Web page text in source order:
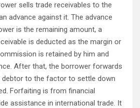
sells trade receivables to the
advance against it. The advance
is the remaining amount, a
is deducted as the margin or
is retained by him and
After that, the borrower forwards
to the factor to settle down
Forfaiting is from financial
assistance in international trade. It